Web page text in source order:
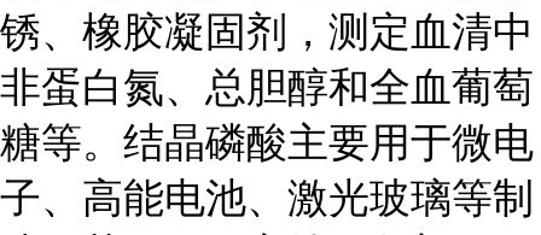
锈、橡胶凝固剂，测定血清中
非蛋白氮、总胆醇和全血葡萄
糖等。结晶磷酸主要用于微电
子、高能电池、激光玻璃等制